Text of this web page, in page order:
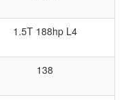
1.5T 188hp L4
138